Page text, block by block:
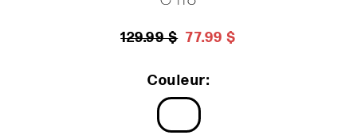
129.99 $ 77.99 $
Couleur: